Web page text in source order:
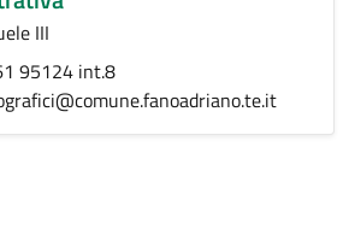
III
95124 int.8